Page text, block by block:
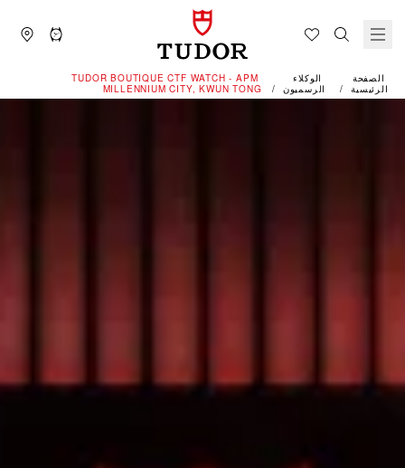
الصفحة
الرئيسية
الوكلاء
الرسميون
‭TUDOR BOUTIQUE CTF WATCH - APM
MILLENNIUM CITY, KWUN TONG‬